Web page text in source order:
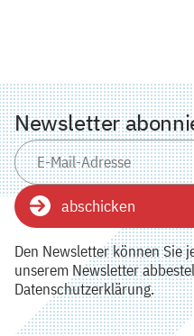
Newsletter
abschicken
Den Newsletter können Sie
unserem Newsletter
Datenschutzerklärung.